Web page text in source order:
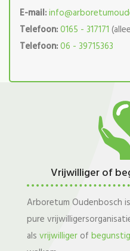
E-mail:
Telefoon:0165 - 317171
Telefoon:06 - 39715363
Vrijwilliger of
Arboretum Oudenbosch
pure
als vrijwilliger of